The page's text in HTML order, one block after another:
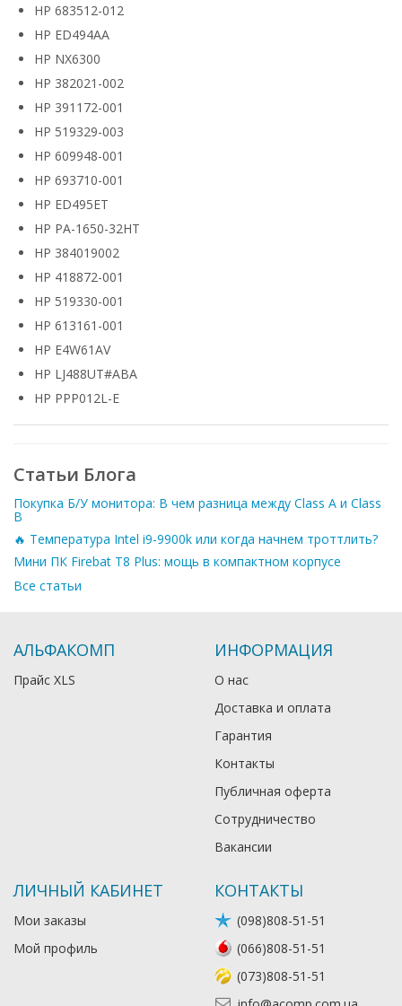
HP 683512-012
HP ED494AA
HP NX6300
HP 382021-002
HP 391172-001
HP 519329-003
HP 609948-001
HP 693710-001
HP ED495ET
HP PA-1650-32HT
HP 384019002
HP 418872-001
HP 519330-001
HP 613161-001
HP E4W61AV
HP LJ488UT#ABA
HP PPP012L-E
Статьи Блога
Покупка Б/У монитора: В чем разница между Class A и Class
B
🔥 Температура Intel i9-9900k или когда начнем троттлить?
Мини ПК Firebat T8 Plus: мощь в компактном корпусе
Все статьи
АЛЬФАКОМП
Прайс XLS
ИНФОРМАЦИЯ
О нас
Доставка и оплата
Гарантия
Контакты
Публичная оферта
Сотрудничество
Вакансии
ЛИЧНЫЙ КАБИНЕТ
Мои заказы
Мой профиль
КОНТАКТЫ
(098)808-51-51
(066)808-51-51
(073)808-51-51